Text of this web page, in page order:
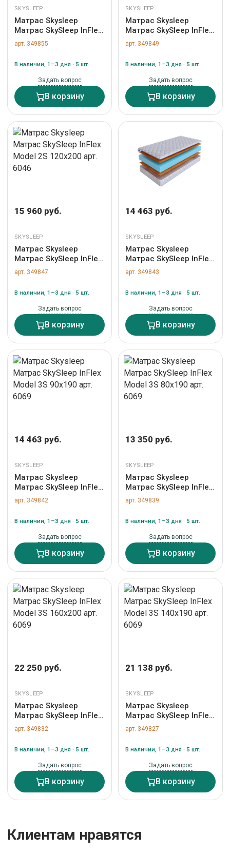
SKYSLEEP
Матрас Skysleep
Матрас SkySleep InFlex
Model 2S 180x195 арт.
6046
арт. 349855
В наличии, 1–3 дня · 5 шт.
Задать вопрос
В корзину
SKYSLEEP
Матрас Skysleep
Матрас SkySleep InFlex
Model 2S 140x195 арт.
6046
арт. 349849
В наличии, 1–3 дня · 5 шт.
Задать вопрос
В корзину
15 960 руб.
SKYSLEEP
Матрас Skysleep
Матрас SkySleep InFlex
Model 2S 120x200 арт.
6046
арт. 349847
В наличии, 1–3 дня · 5 шт.
Задать вопрос
В корзину
14 463 руб.
SKYSLEEP
Матрас Skysleep
Матрас SkySleep InFlex
Model 3S 90x195 арт.
6069
арт. 349843
В наличии, 1–3 дня · 5 шт.
Задать вопрос
В корзину
14 463 руб.
SKYSLEEP
Матрас Skysleep
Матрас SkySleep InFlex
Model 3S 90x190 арт.
6069
арт. 349842
В наличии, 1–3 дня · 5 шт.
Задать вопрос
В корзину
13 350 руб.
SKYSLEEP
Матрас Skysleep
Матрас SkySleep InFlex
Model 3S 80x190 арт.
6069
арт. 349839
В наличии, 1–3 дня · 5 шт.
Задать вопрос
В корзину
22 250 руб.
SKYSLEEP
Матрас Skysleep
Матрас SkySleep InFlex
Model 3S 160x200 арт.
6069
арт. 349832
В наличии, 1–3 дня · 5 шт.
Задать вопрос
В корзину
21 138 руб.
SKYSLEEP
Матрас Skysleep
Матрас SkySleep InFlex
Model 3S 140x190 арт.
6069
арт. 349827
В наличии, 1–3 дня · 5 шт.
Задать вопрос
В корзину
Клиентам нравятся